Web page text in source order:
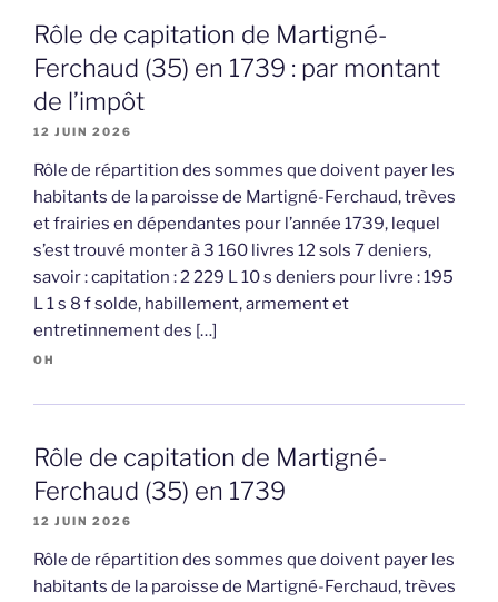
Rôle de capitation de Martigné-
Ferchaud (35) en 1739 : par montant
de l’impôt
12 JUIN 2026
Rôle de répartition des sommes que doivent payer les
habitants de la paroisse de Martigné-Ferchaud, trèves
et frairies en dépendantes pour l’année 1739, lequel
s’est trouvé monter à 3 160 livres 12 sols 7 deniers,
savoir : capitation : 2 229 L 10 s deniers pour livre : 195
L 1 s 8 f solde, habillement, armement et
entretinnement des […]
OH
Rôle de capitation de Martigné-
Ferchaud (35) en 1739
12 JUIN 2026
Rôle de répartition des sommes que doivent payer les
habitants de la paroisse de Martigné-Ferchaud, trèves